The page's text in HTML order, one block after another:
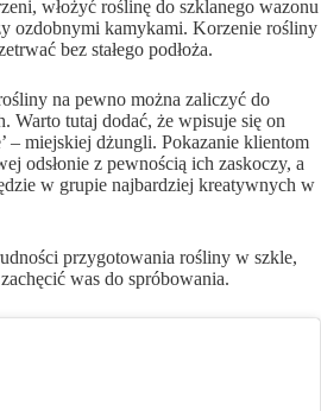
włożyć roślinę do szklanego wazonu
ozdobnymi kamykami. Korzenie rośliny
bez stałego podłoża.
na pewno można zaliczyć do
tutaj dodać, że wpisuje się on
– miejskiej dżungli. Pokazanie klientom
odsłonie z pewnością ich zaskoczy, a
w grupie najbardziej kreatywnych w
przygotowania rośliny w szkle,
was do spróbowania.